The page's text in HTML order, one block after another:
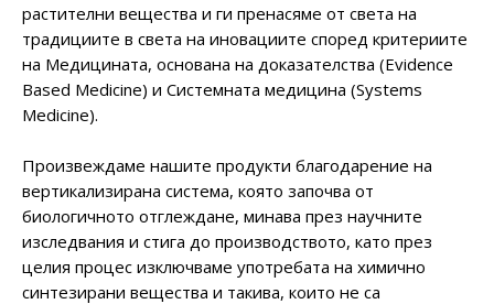
растителни вещества и ги пренасяме от света на
традициите в света на иновациите според критериите
на Медицината, основана на доказателства (Evidence
Based Medicine) и Системната медицина (Systems
Medicine).
Произвеждаме нашите продукти благодарение на
вертикализирана система, която започва от
биологичното отглеждане, минава през научните
изследвания и стига до производството, като през
целия процес изключваме употребата на химично
синтезирани вещества и такива, които не са